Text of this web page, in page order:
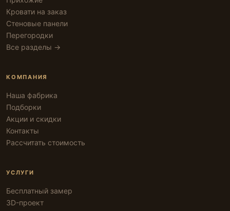
Кровати на заказ
Стеновые панели
Перегородки
Все разделы →
КОМПАНИЯ
Наша фабрика
Подборки
Акции и скидки
Контакты
Рассчитать стоимость
УСЛУГИ
Бесплатный замер
3D-проект